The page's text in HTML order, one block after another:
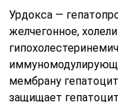
Урдокса —
желчегонное,
мембрану
защищает